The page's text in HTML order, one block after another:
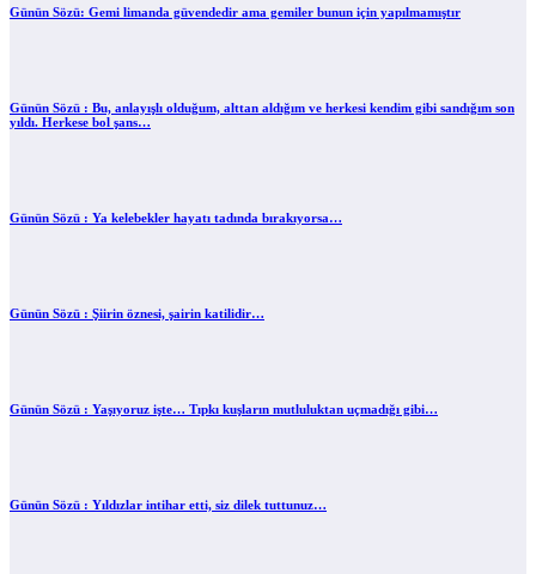
Günün Sözü: Gemi limanda güvendedir ama gemiler bunun için yapılmamıştır
Günün Sözü : Bu, anlayışlı olduğum, alttan aldığım ve herkesi kendim gibi sandığım son
yıldı. Herkese bol şans…
Günün Sözü : Ya kelebekler hayatı tadında bırakıyorsa…
Günün Sözü : Şiirin öznesi, şairin katilidir…
Günün Sözü : Yaşıyoruz işte… Tıpkı kuşların mutluluktan uçmadığı gibi…
Günün Sözü : Yıldızlar intihar etti, siz dilek tuttunuz…